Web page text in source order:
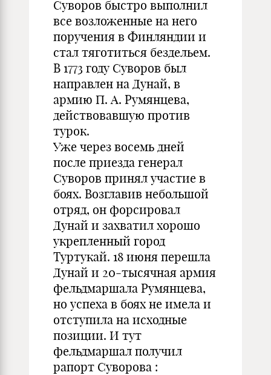
Суворов быстро выполнил
все возложенные на него
поручения в Финляндии и
стал тяготиться бездельем.
В 1773 году Суворов был
направлен на Дунай, в
армию П. А. Румянцева,
действовавшую против
турок.
Уже через восемь дней
после приезда генерал
Суворов принял участие в
боях. Возглавив небольшой
отряд, он форсировал
Дунай и захватил хорошо
укрепленный город
Туртукай. 18 июня перешла
Дунай и 20-тысячная армия
фельдмаршала Румянцева,
но успеха в боях не имела и
отступила на исходные
позиции. И тут
фельдмаршал получил
рапорт Суворова :